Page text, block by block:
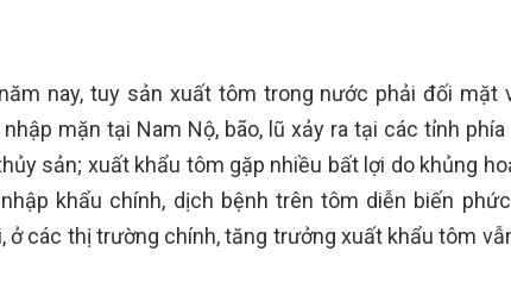
nay, tuy sản xuất tôm trong nước phải đối mặt
mặn tại Nam Nộ, bão, lũ xảy ra tại các tỉnh phía
sản; xuất khẩu tôm gặp nhiều bất lợi do khủng
khẩu chính, dịch bệnh trên tôm diễn biến
các thị trường chính, tăng trưởng xuất khẩu tôm